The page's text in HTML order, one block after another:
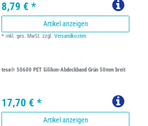
8,79 € *
Artikel anzeigen
*inkl. ges. MwSt. zzgl.Versandkosten
tesa® 50600 PET Silikon-Abdeckband Grün 50mm breit
17,70 € *
Artikel anzeigen